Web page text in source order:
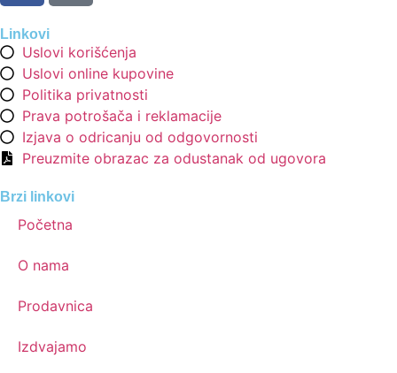
Linkovi
Uslovi korišćenja
Uslovi online kupovine
Politika privatnosti
Prava potrošača i reklamacije
Izjava o odricanju od odgovornosti
Preuzmite obrazac za odustanak od ugovora
Brzi linkovi
Početna
O nama
Prodavnica
Izdvajamo